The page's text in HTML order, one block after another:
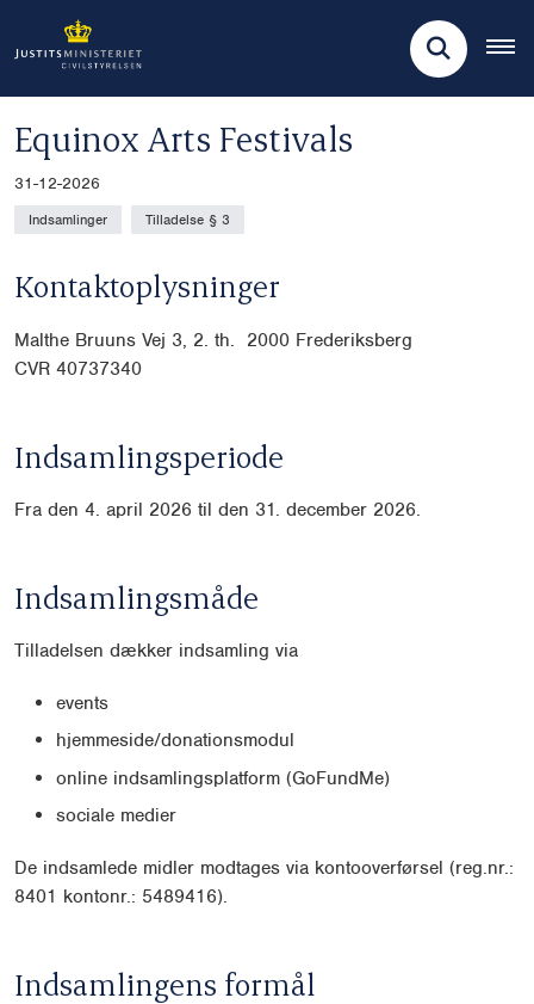
Equinox Arts Festivals
31-12-2026
Indsamlinger Tilladelse § 3
Kontaktoplysninger
Malthe Bruuns Vej 3, 2. th. 2000 Frederiksberg
CVR 40737340
Indsamlingsperiode
Fra den 4. april 2026 til den 31. december 2026.
Indsamlingsmåde
Tilladelsen dækker indsamling via
events
hjemmeside/donationsmodul
online indsamlingsplatform (GoFundMe)
sociale medier
De indsamlede midler modtages via kontooverførsel (reg.nr.:
8401 kontonr.: 5489416).
Indsamlingens formål